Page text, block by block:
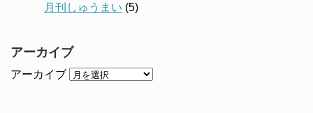
月刊しゅうまい (5)
アーカイブ
アーカイブ